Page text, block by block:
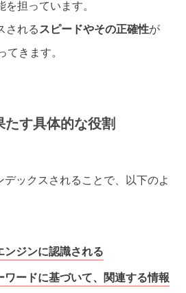
担っています。
される スピードやその正確性が
てきます。
す具体的な役割
ックスされることで、以下のよ
ンジンに認識される
ワードに基づいて、関連する情報